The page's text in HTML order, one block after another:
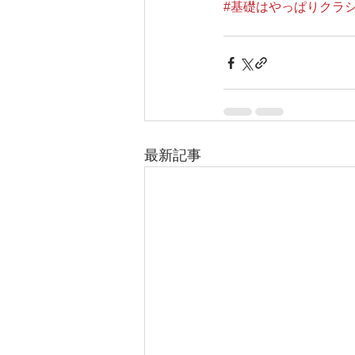
#基礎はやっぱりクラ
最新記事